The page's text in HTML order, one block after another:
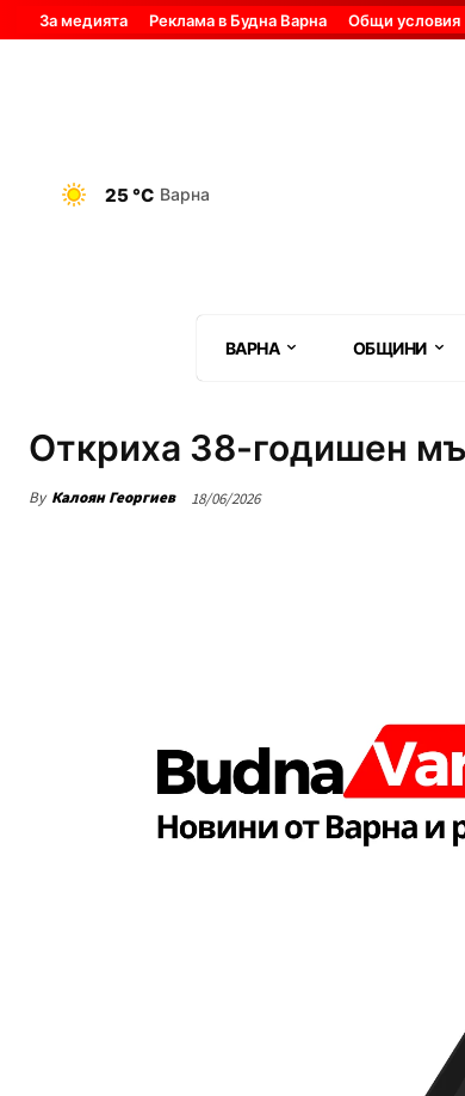
За медията Реклама в Будна Варна Общи условия
25 °C Варна
ВАРНА ОБЩИНИ
Откриха 38-годишен
By Калоян Георгиев 18/06/2026